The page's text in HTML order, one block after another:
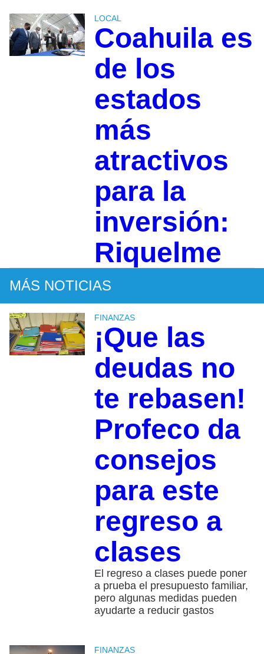
LOCAL
Coahuila es
de los
estados
más
atractivos
para la
inversión:
Riquelme
MÁS NOTICIAS
FINANZAS
¡Que las
deudas no
te rebasen!
Profeco da
consejos
para este
regreso a
clases
El regreso a clases puede poner
a prueba el presupuesto familiar,
pero algunas medidas pueden
ayudarte a reducir gastos
FINANZAS